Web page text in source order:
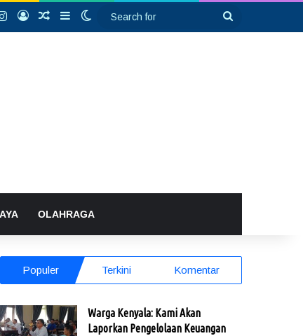
Instagram
Log InRandom Article
SidebarSwitch skin
OLAHRAGA
Populer Terkini Komentar
Warga Kenyala: Kami Akan
Laporkan Pengelolaan Keuangan